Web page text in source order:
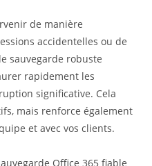
de manière
accidentelles ou de
sauvegarde robuste
rapidement les
significative. Cela
mais renforce également
et avec vos clients.
Office 365 fiable